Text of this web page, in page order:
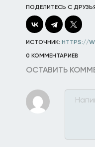
ПОДЕЛИТЕСЬ С
ИСТОЧНИК: HTTPS://
0 КОММЕНТАРИЕВ
ОСТАВИТЬ